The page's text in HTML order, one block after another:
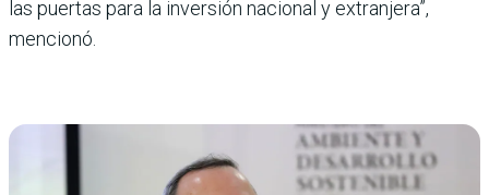
las puertas para la inversión nacional y extranjera”,
mencionó.